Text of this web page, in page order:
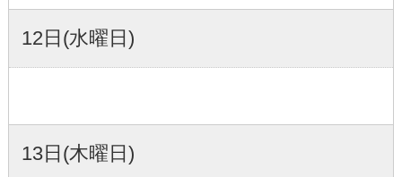
12日(水曜日)
13日(木曜日)